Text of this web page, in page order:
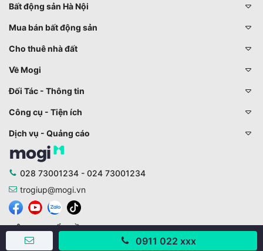
0911 022 xxx
Bất động sản Hà Nội
Mua bán bất động sản
Cho thuê nhà đất
Về Mogi
Đối Tác - Thông tin
Công cụ - Tiện ích
Dịch vụ - Quảng cáo
028 73001234 - 024 73001234
trogiup@mogi.vn
CÔNG TY CỔ PHẦN ĐỊNH ANH
Chịu trách nhiệm chính: Ông Phạm Chu Hi